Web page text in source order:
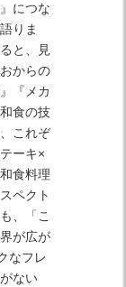
につな
りま
と、見
からの
『メカ
食の技
これぞ
ーキ×
食料理
ペクト
、「こ
が広が
なフレ
ない